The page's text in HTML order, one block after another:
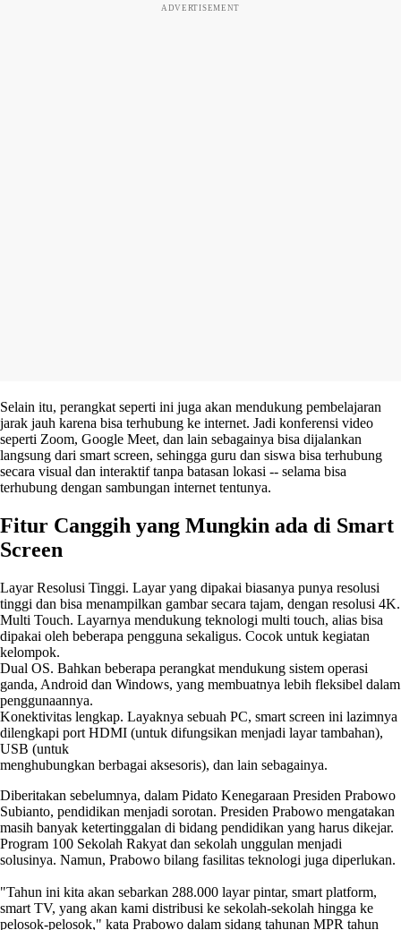
ADVERTISEMENT
Selain itu, perangkat seperti ini juga akan mendukung pembelajaran
jarak jauh karena bisa terhubung ke internet. Jadi konferensi video
seperti Zoom, Google Meet, dan lain sebagainya bisa dijalankan
langsung dari smart screen, sehingga guru dan siswa bisa terhubung
secara visual dan interaktif tanpa batasan lokasi -- selama bisa
terhubung dengan sambungan internet tentunya.
Fitur Canggih yang Mungkin ada di Smart
Screen
Layar Resolusi Tinggi. Layar yang dipakai biasanya punya resolusi
tinggi dan bisa menampilkan gambar secara tajam, dengan resolusi 4K.
Multi Touch. Layarnya mendukung teknologi multi touch, alias bisa
dipakai oleh beberapa pengguna sekaligus. Cocok untuk kegiatan
kelompok.
Dual OS. Bahkan beberapa perangkat mendukung sistem operasi
ganda, Android dan Windows, yang membuatnya lebih fleksibel dalam
penggunaannya.
Konektivitas lengkap. Layaknya sebuah PC, smart screen ini lazimnya
dilengkapi port HDMI (untuk difungsikan menjadi layar tambahan),
USB (untuk
menghubungkan berbagai aksesoris), dan lain sebagainya.
Diberitakan sebelumnya, dalam Pidato Kenegaraan Presiden Prabowo
Subianto, pendidikan menjadi sorotan. Presiden Prabowo mengatakan
masih banyak ketertinggalan di bidang pendidikan yang harus dikejar.
Program 100 Sekolah Rakyat dan sekolah unggulan menjadi
solusinya. Namun, Prabowo bilang fasilitas teknologi juga diperlukan.
"Tahun ini kita akan sebarkan 288.000 layar pintar, smart platform,
smart TV, yang akan kami distribusi ke sekolah-sekolah hingga ke
pelosok-pelosok," kata Prabowo dalam sidang tahunan MPR tahun